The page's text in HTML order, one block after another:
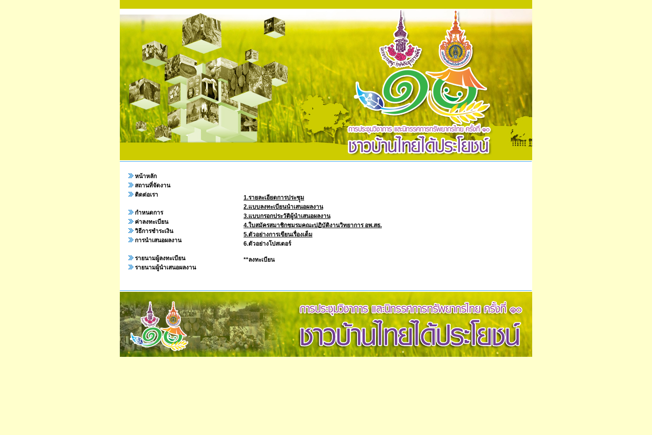
หน้าหลัก
1.รายละเอียดการประชุุม
2.แบบลงทะเบียนนำเสนอผลงาน
3.แบบกรอกประวัติผู้นำเสนอผลงาน
4.ใบสมัครสมาชิกชมรมคณะปฏิบัติงานวิทยาการ อพ.สธ.
5.ตัวอย่างการเขียนเรื่องเต็ม
6.ตัวอย่างโปสเตอร์
**ลงทะเบียน
สถานที่จัดงาน
ติดต่อเรา
กำหนดการ
ค่าลงทะเบียน
วิธีการชำระเงิน
การนำเสนอผลงาน
รายนามผู้ลงทะเบียน
รายนามผู้นำเสนอผลงาน